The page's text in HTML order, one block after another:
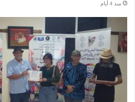
منذ 4 أيام